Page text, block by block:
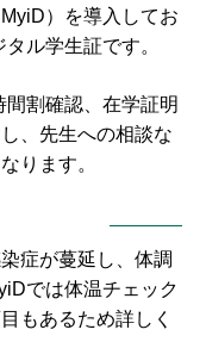
）を導入してお
ル学生証です。
割確認、在学証明
、先生への相談な
ります。
症が蔓延し、体調
では体温チェック
もあるため詳しく